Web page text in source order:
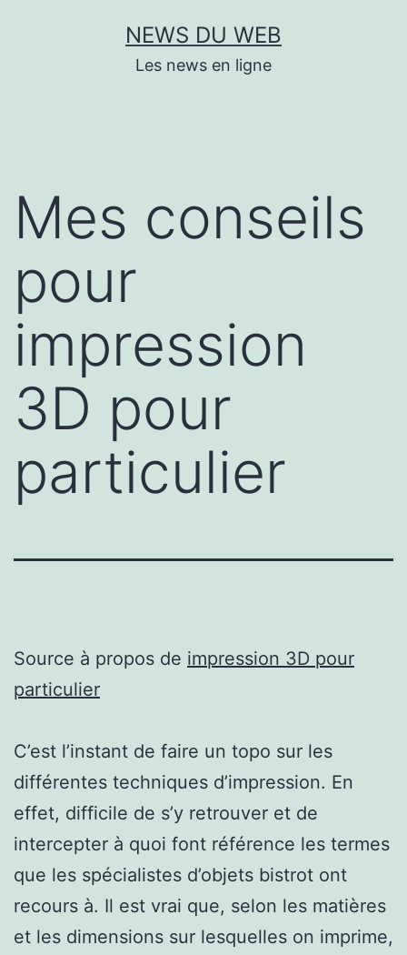
NEWS DU WEB
Les news en ligne
Mes conseils
pour
impression
3D pour
particulier
Source à propos de impression 3D pour
particulier
C’est l’instant de faire un topo sur les
différentes techniques d’impression. En
effet, difficile de s’y retrouver et de
intercepter à quoi font référence les termes
que les spécialistes d’objets bistrot ont
recours à. Il est vrai que, selon les matières
et les dimensions sur lesquelles on imprime,